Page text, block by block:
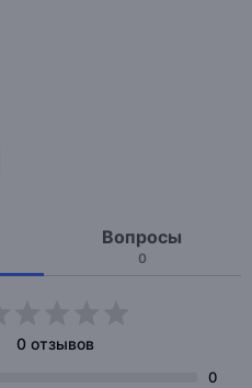
Вопросы
0
0 отзывов
0